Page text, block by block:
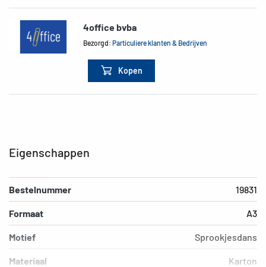
4office bvba
Bezorgd:Particuliere klanten & Bedrijven
Kopen
Eigenschappen
Bestelnummer 19831
Formaat A3
Motief Sprookjesdans
Materiaal Karton